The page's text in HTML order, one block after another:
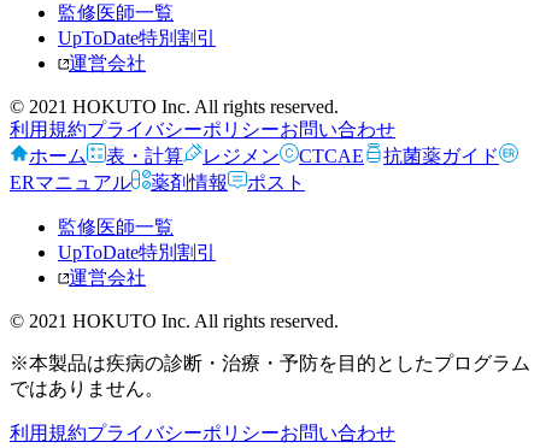
監修医師一覧
UpToDate特別割引
運営会社
© 2021 HOKUTO Inc. All rights reserved.
利用規約プライバシーポリシーお問い合わせ
ホーム
表・計算 レジメン CTCAE
抗菌薬ガイド
ERマニュアル
薬剤情報 ポスト
監修医師一覧
UpToDate特別割引
運営会社
© 2021 HOKUTO Inc. All rights reserved.
※本製品は疾病の診断・治療・予防を目的としたプログラム
ではありません。
利用規約プライバシーポリシーお問い合わせ